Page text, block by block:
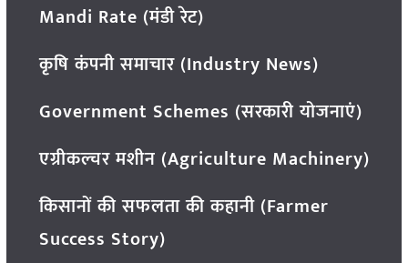
Mandi Rate (मंडी रेट)
कृषि कंपनी समाचार (Industry News)
Government Schemes (सरकारी योजनाएं)
एग्रीकल्चर मशीन (Agriculture Machinery)
किसानों की सफलता की कहानी (Farmer
Success Story)